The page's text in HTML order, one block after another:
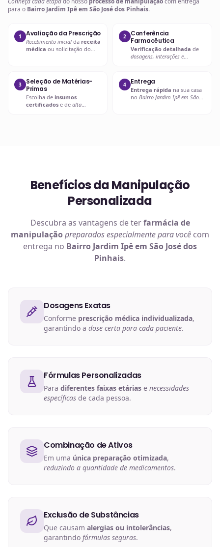
para o Bairro Jardim Ipê em São José dos Pinhais.
1 Avaliação da Prescrição
Recebimento inicial da receita
médica ou solicitação do
2
Conferência
Farmacêutica
Verificação detalhada de
dosagens, interações e
3
Seleção de Matérias-
Primas
Escolha de insumos
certificados e de alta
4 Entrega
Entrega rápida na sua casa
no Bairro Jardim Ipê em São
Benefícios da Manipulação
Personalizada
Descubra as vantagens de terfarmácia de
manipulaçãopreparados especialmente para você com
entrega no Bairro Jardim Ipê em São José dos
Pinhais.
Dosagens Exatas
Conforme prescrição médica individualizada,
garantindo a dose certa para cada paciente.
Fórmulas Personalizadas
Para diferentes faixas etárias e necessidades
específicas de cada pessoa.
Combinação de Ativos
Em uma única preparação otimizada,
reduzindo a quantidade de medicamentos.
Exclusão de Substâncias
Que causam alergias ou intolerâncias,
garantindo fórmulas seguras.